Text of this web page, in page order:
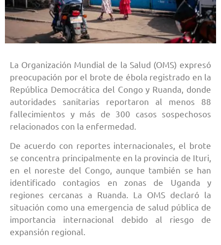
La Organización Mundial de la Salud (OMS) expresó
preocupación por el brote de ébola registrado en la
República Democrática del Congo y Ruanda, donde
autoridades sanitarias reportaron al menos 88
fallecimientos y más de 300 casos sospechosos
relacionados con la enfermedad.
De acuerdo con reportes internacionales, el brote
se concentra principalmente en la provincia de Ituri,
en el noreste del Congo, aunque también se han
identificado contagios en zonas de Uganda y
regiones cercanas a Ruanda. La OMS declaró la
situación como una emergencia de salud pública de
importancia internacional debido al riesgo de
expansión regional.